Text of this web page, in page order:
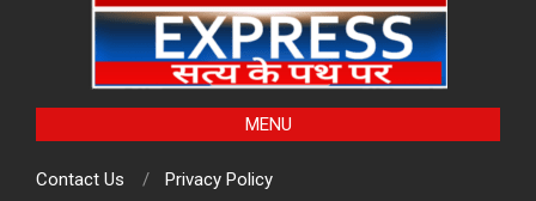
MENU
Contact Us Privacy Policy